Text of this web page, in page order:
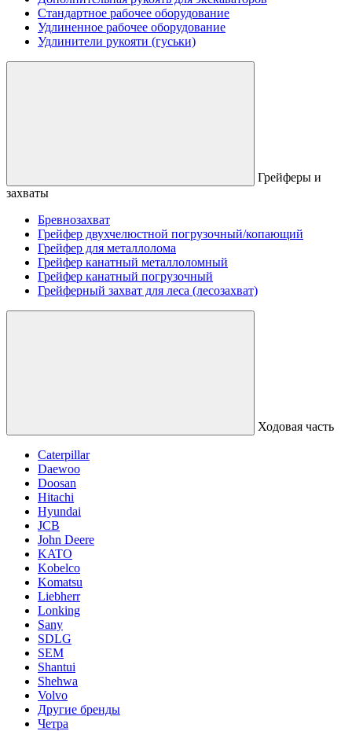
Стандартное рабочее оборудование
Удлиненное рабочее оборудование
Удлинители рукояти (гуськи)
Грейферы и
захваты
Бревнозахват
Грейфер двухчелюстной погрузочный/копающий
Грейфер для металлолома
Грейфер канатный металлоломный
Грейфер канатный погрузочный
Грейферный захват для леса (лесозахват)
Ходовая часть
Caterpillar
Daewoo
Doosan
Hitachi
Hyundai
JCB
John Deere
KATO
Kobelco
Komatsu
Liebherr
Lonking
Sany
SDLG
SEM
Shantui
Shehwa
Volvo
Другие бренды
Четра